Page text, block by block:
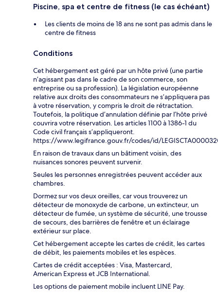
Piscine, spa et centre de fitness (le cas échéant)
Les clients de moins de 18 ans ne sont pas admis dans le
centre de fitness
Conditions
Cet hébergement est géré par un hôte privé (une partie
n’agissant pas dans le cadre de son commerce, son
entreprise ou sa profession). La législation européenne
relative aux droits des consommateurs ne s’appliquera pas
à votre réservation, y compris le droit de rétractation.
Toutefois, la politique d’annulation définie par l’hôte privé
couvrira votre réservation. Les articles 1100 à 1386-1 du
Code civil français s’appliqueront.
https://www.legifrance.gouv.fr/codes/id/
En raison de travaux dans un bâtiment voisin, des
nuisances sonores peuvent survenir.
Seules les personnes enregistrées peuvent accéder aux
chambres.
Dormez sur vos deux oreilles, car vous trouverez un
détecteur de monoxyde de carbone, un extincteur, un
détecteur de fumée, un système de sécurité, une trousse
de secours, des barrières de fenêtre et un éclairage
extérieur sur place.
Cet hébergement accepte les cartes de crédit, les cartes
de débit, les paiements mobiles et les espèces.
Cartes de crédit acceptées : Visa, Mastercard,
American Express et JCB International.
Les options de paiement mobile incluent LINE Pay.